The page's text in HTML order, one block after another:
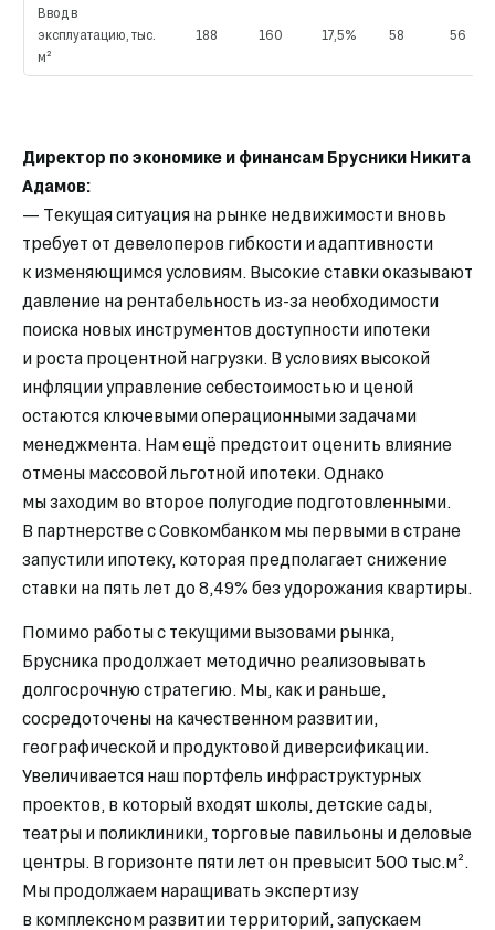
Ввод в
эксплуатацию, тыс.
м²
188 160 17,5% 58 56
Директор по экономике и финансам Брусники Никита
Адамов:
— Текущая ситуация на рынке недвижимости вновь
требует от девелоперов гибкости и адаптивности
к изменяющимся условиям. Высокие ставки оказывают
давление на рентабельность из-за необходимости
поиска новых инструментов доступности ипотеки
и роста процентной нагрузки. В условиях высокой
инфляции управление себестоимостью и ценой
остаются ключевыми операционными задачами
менеджмента. Нам ещё предстоит оценить влияние
отмены массовой льготной ипотеки. Однако
мы заходим во второе полугодие подготовленными.
В партнерстве с Совкомбанком мы первыми в стране
запустили ипотеку, которая предполагает снижение
ставки на пять лет до 8,49% без удорожания квартиры.
Помимо работы с текущими вызовами рынка,
Брусника продолжает методично реализовывать
долгосрочную стратегию. Мы, как и раньше,
сосредоточены на качественном развитии,
географической и продуктовой диверсификации.
Увеличивается наш портфель инфраструктурных
проектов, в который входят школы, детские сады,
театры и поликлиники, торговые павильоны и деловые
центры. В горизонте пяти лет он превысит 500 тыс.м².
Мы продолжаем наращивать экспертизу
в комплексном развитии территорий, запускаем